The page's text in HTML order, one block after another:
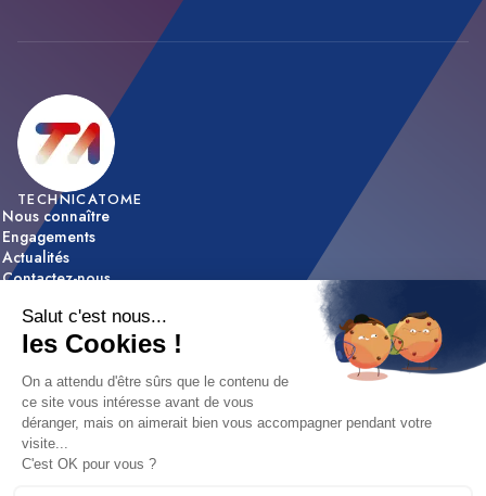
TECHNICATOME
Nous connaître
Engagements
Actualités
Contactez-nous
Expertise & innovation
Réalisations
NOUS REJOINDRE
Nos métiers
Etapes de recrutement / FAQ